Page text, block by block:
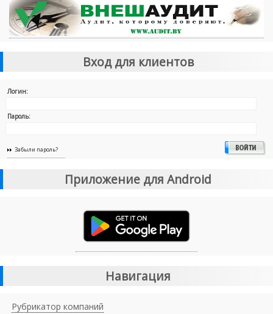
Вход для клиентов
Логин:
Пароль:
Забыли пароль?
Приложение для Android
Навигация
Рубрикатор компаний